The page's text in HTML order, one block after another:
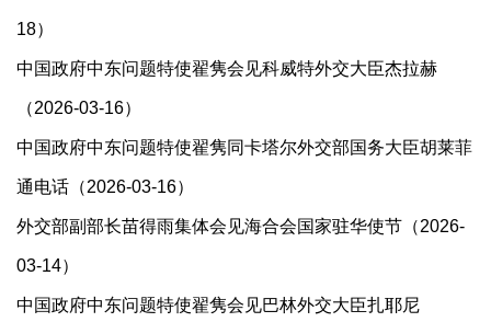
18）
中国政府中东问题特使翟隽会见科威特外交大臣杰拉赫
（2026-03-16）
中国政府中东问题特使翟隽同卡塔尔外交部国务大臣胡莱菲
通电话（2026-03-16）
外交部副部长苗得雨集体会见海合会国家驻华使节（2026-
03-14）
中国政府中东问题特使翟隽会见巴林外交大臣扎耶尼